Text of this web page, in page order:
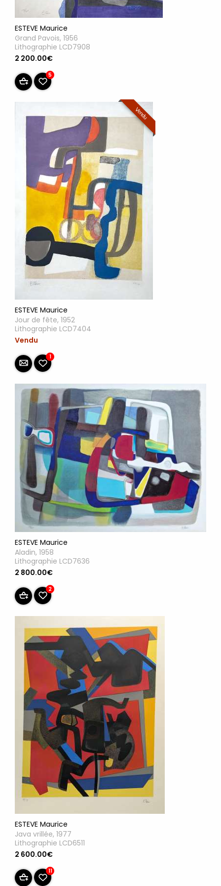
ESTEVE Maurice
Grand Pavois, 1956
Lithographie LCD7908
2 200.00€
5
Vendu
ESTEVE Maurice
Jour de fête, 1952
Lithographie LCD7404
Vendu
1
ESTEVE Maurice
Aladin, 1958
Lithographie LCD7636
2 800.00€
2
ESTEVE Maurice
Java vrillée, 1977
Lithographie LCD6511
2 600.00€
11